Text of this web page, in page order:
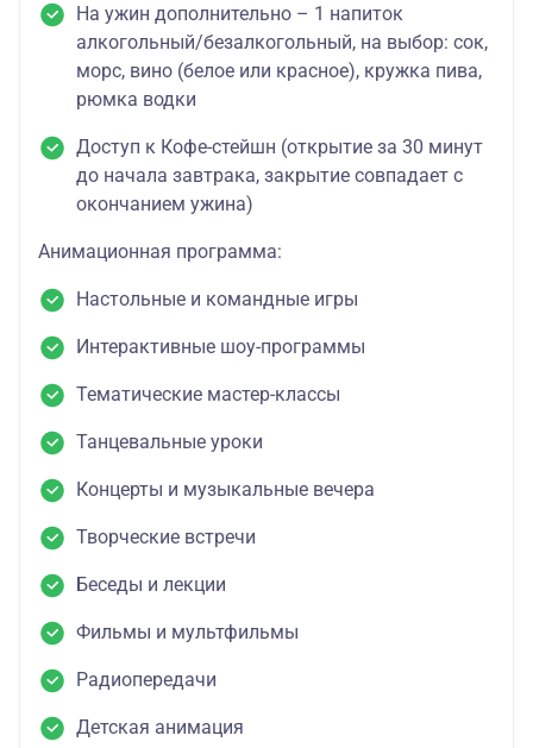
На ужин дополнительно – 1 напиток
алкогольный/безалкогольный, на выбор: сок,
морс, вино (белое или красное), кружка пива,
рюмка водки
Доступ к Кофе-стейшн (открытие за 30 минут
до начала завтрака, закрытие совпадает с
окончанием ужина)
Анимационная программа:
Настольные и командные игры
Интерактивные шоу-программы
Тематические мастер-классы
Танцевальные уроки
Концерты и музыкальные вечера
Творческие встречи
Беседы и лекции
Фильмы и мультфильмы
Радиопередачи
Детская анимация